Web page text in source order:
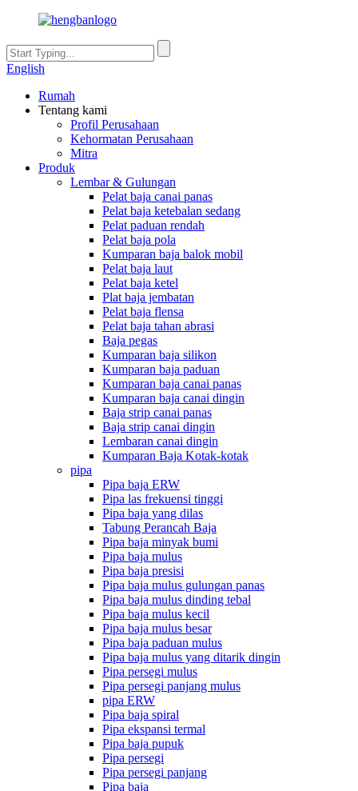
English
Rumah
Tentang kami
Profil Perusahaan
Kehormatan Perusahaan
Mitra
Produk
Lembar & Gulungan
Pelat baja canai panas
Pelat baja ketebalan sedang
Pelat paduan rendah
Pelat baja pola
Kumparan baja balok mobil
Pelat baja laut
Pelat baja ketel
Plat baja jembatan
Pelat baja flensa
Pelat baja tahan abrasi
Baja pegas
Kumparan baja silikon
Kumparan baja paduan
Kumparan baja canai panas
Kumparan baja canai dingin
Baja strip canai panas
Baja strip canai dingin
Lembaran canai dingin
Kumparan Baja Kotak-kotak
pipa
Pipa baja ERW
Pipa las frekuensi tinggi
Pipa baja yang dilas
Tabung Perancah Baja
Pipa baja minyak bumi
Pipa baja mulus
Pipa baja presisi
Pipa baja mulus gulungan panas
Pipa baja mulus dinding tebal
Pipa baja mulus kecil
Pipa baja mulus besar
Pipa baja paduan mulus
Pipa baja mulus yang ditarik dingin
Pipa persegi mulus
Pipa persegi panjang mulus
pipa ERW
Pipa baja spiral
Pipa ekspansi termal
Pipa baja pupuk
Pipa persegi
Pipa persegi panjang
Pipa baja